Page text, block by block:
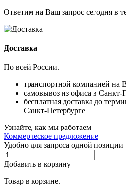
Ответим на Ваш запрос сегодня в
Доставка
По всей России.
транспортной компанией на
самовывоз из офиса в Санкт-
бесплатная доставка до
Санкт-Петербурге
Узнайте, как мы работаем
Коммерческое предложение
Удобно для запроса одной позиции
Добавить в корзину
Товар в корзине.